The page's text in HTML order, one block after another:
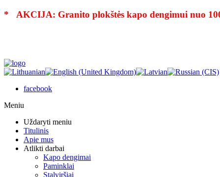
* AKCIJA: Granito plokštės kapo dengimui nuo
facebook
Meniu
Uždaryti meniu
Titulinis
Apie mus
Atlikti darbai
Kapo dengimai
Paminklai
Stalviršiai